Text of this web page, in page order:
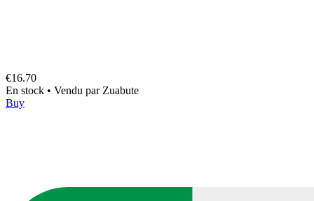
€16.70
En stock • Vendu par Zuabute
Buy